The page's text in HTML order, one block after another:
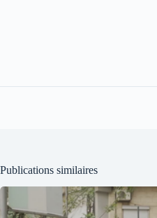
Publications similaires